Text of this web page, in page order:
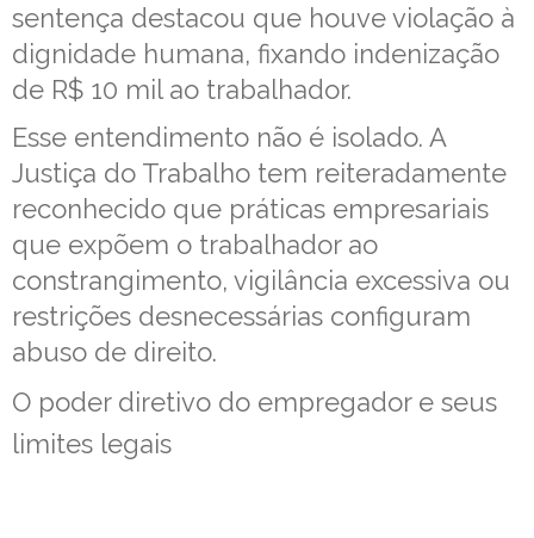
sentença destacou que houve violação à
dignidade humana, fixando indenização
de R$ 10 mil ao trabalhador.
Esse entendimento não é isolado. A
Justiça do Trabalho tem reiteradamente
reconhecido que práticas empresariais
que expõem o trabalhador ao
constrangimento, vigilância excessiva ou
restrições desnecessárias configuram
abuso de direito.
O poder diretivo do empregador e seus
limites legais